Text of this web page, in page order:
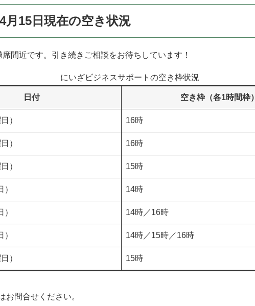
月15日現在の空き状況
間近です。引き続きご相談をお待ちしています！
にいざビジネスサポートの空き枠状況
日付 空き枠（各1時間枠）
） 16時
） 16時
） 15時
14時
14時／16時
14時／15時／16時
） 15時
問合せください。